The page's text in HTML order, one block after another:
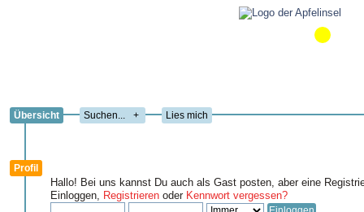
Übersicht + Lies mich
Profil
Hallo! Bei uns kannst Du auch als Gast posten, aber eine
Einloggen, Registrieren oder Kennwort vergessen?